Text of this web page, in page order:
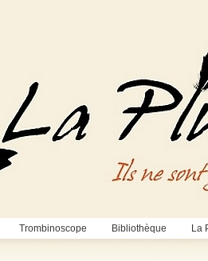
Trombinoscope Bibliothèque La